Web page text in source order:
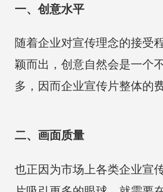
一、创意水平
随着企业对宣传理念的接受
颖而出，创意自然会是一个
多，因而企业宣传片整体的
二、画面质量
也正因为市场上各类企业宣